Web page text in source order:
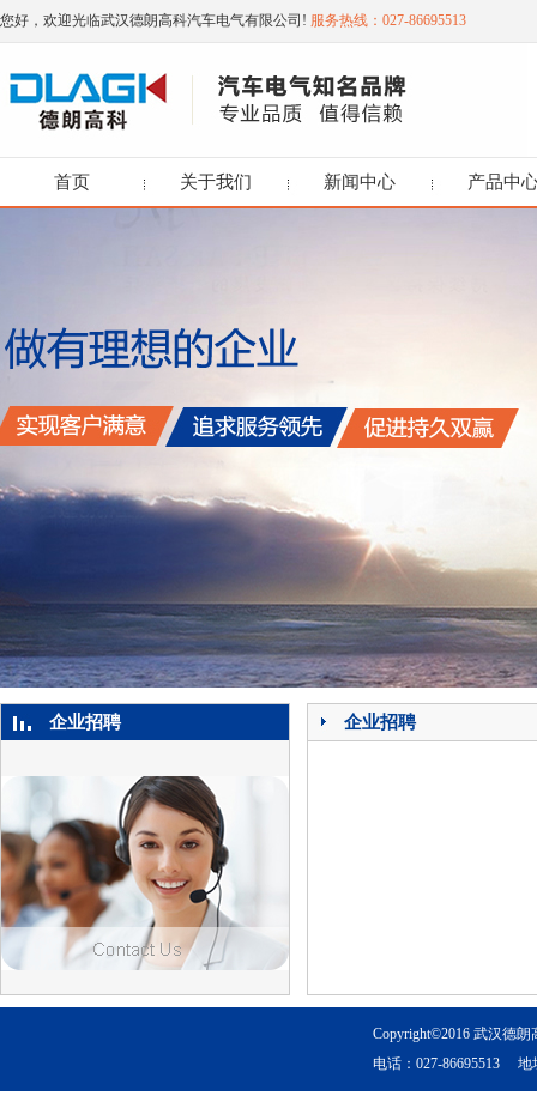
您好，欢迎光临武汉德朗高科汽车电气有限公司! 服务热线：027-86695513
首页 关于我们 新闻中心 产品中
企业招聘 企业招聘
Copyright©2016 武汉德
电话：027-86695513 地